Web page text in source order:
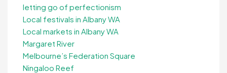
letting go of perfectionism
Local festivals in Albany WA
Local markets in Albany WA
Margaret River
Melbourne’s Federation Square
Ningaloo Reef